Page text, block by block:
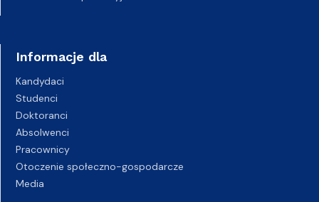
Informacje dla
Kandydaci
Studenci
Doktoranci
Absolwenci
Pracownicy
Otoczenie społeczno-gospodarcze
Media